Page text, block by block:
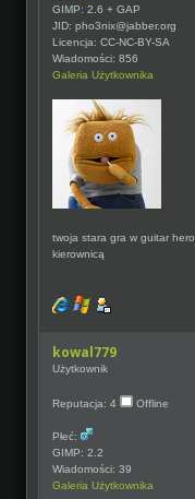
GIMP: 2.6 + GAP
JID: pho3nix@jabber.org
Licencja: CC-NC-BY-SA
Wiadomości: 856
Galeria Użytkownika
twoja stara gra w guitar hero
kierownicą
kowal779
Użytkownik
Reputacja: 4 Offline
Płeć:
GIMP: 2.2
Wiadomości: 39
Galeria Użytkownika